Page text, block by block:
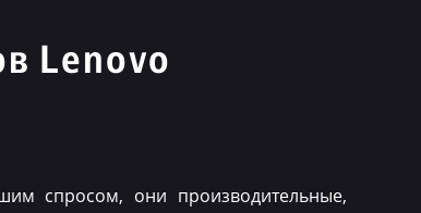
Lenovo
спросом, они производительные,